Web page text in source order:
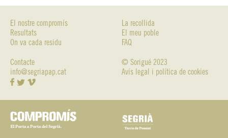
El nostre compromís
Resultats
On va cada residu
La recollida
El meu poble
FAQ
Contacte
info@segriapap.cat
© Sorigué 2023
Avís legal i política de cookies